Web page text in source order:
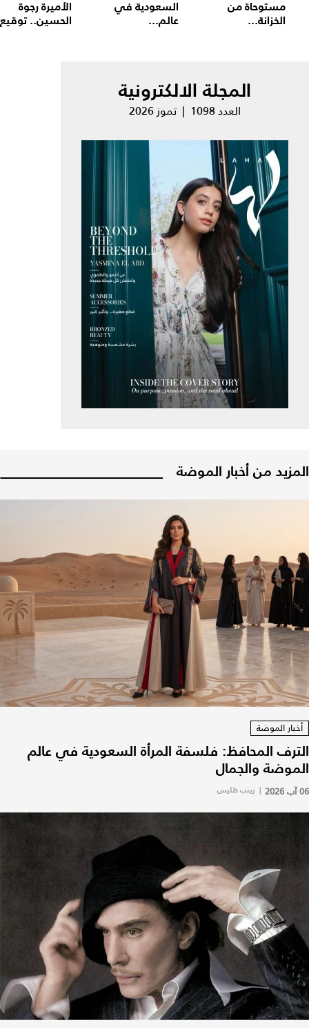
مستوحاة من
الخزانة...
السعودية في
عالم...
الأميرة رجوة
الحسين..
المجلة الالكترونية
العدد 1098 | تموز 2026
المزيد من أخبار الموضة
أخبار الموضة
الترف المحافظ: فلسفة المرأة السعودية في عالم
الموضة والجمال
06 آب 2026 | زينب طليس